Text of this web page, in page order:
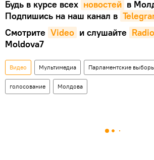
Будь в курсе всех новостей в
Подпишись на наш канал в
Смотрите Video и слушайте Radio
Moldova7
Видео Мультимедиа Парламентские
голосование Молдова